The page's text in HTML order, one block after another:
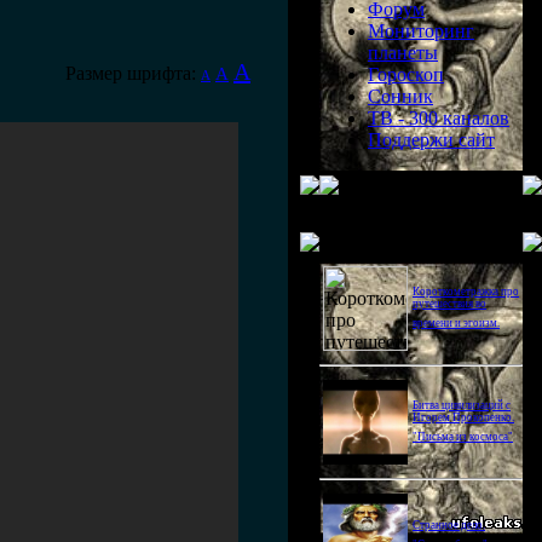
Размер шрифта: A A A
Форум
Мониторинг
планеты
Гороскоп
Сонник
ТВ - 300 каналов
Поддержи сайт
Короткометражка про
путешествия во
времени и эгоизм.
Битва цивилизаций с
Игорем Прокопенко.
"Письма из космоса"
Странное дело.